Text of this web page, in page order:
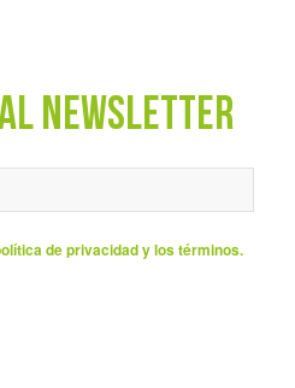
NEWSLETTER
de privacidad y los términos.